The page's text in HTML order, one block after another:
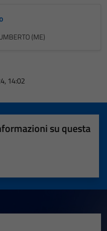
(ME)
14:02
su questa
5